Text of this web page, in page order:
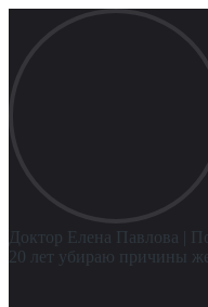
Доктор Елена Павлова
|
20 лет убираю причины